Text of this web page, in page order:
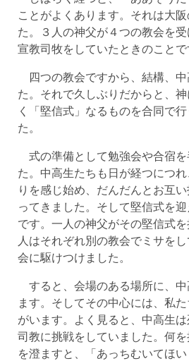
ことがよくあります。それは大
た。３人の神父が４つの教会を
宣教司牧をしていたときのことで
四つの教会ですから、結構、中
た。それで久しぶりだからと、
く「堅信式」なるものを合同で
た。
式の準備として勉強会や合宿を
た。中高生たちも日が経つにつ
りを感じ始め、だんだんとお互
ってきました。そして堅信式を
です。一人の神父がその堅信式
人はそれぞれ別の教会でミサを
会に駆けつけました。
すると、会場のある場所に、
ます。そしてその中心には、私
がいます。よく見ると、中高生
司教に挑戦をしていました。何
を澄ますと、「あっちむいてほ